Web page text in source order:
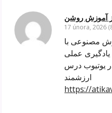
آموزش روشن
17 února, 2026
مصنوعی با
عملی
یوتیوب درس
ارزشمند
https://